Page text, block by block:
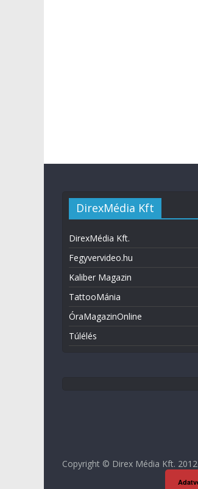
DirexMédia Kft
DirexMédia Kft.
Fegyvervideo.hu
Kaliber Magazin
TattooMánia
ÓraMagazinOnline
Túlélés
Copyright © Direx Média Kft.